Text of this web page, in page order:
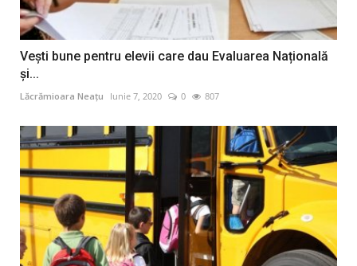
Vești bune pentru elevii care dau Evaluarea Națională
și...
Lăcrămioara Neațu Iunie 7, 2020 0 807